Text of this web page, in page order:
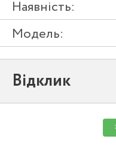
Наявність:
Модель:
Відклик